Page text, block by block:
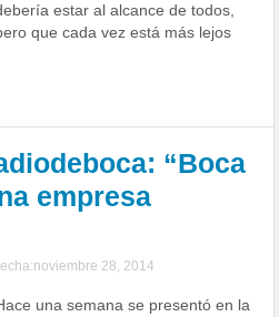
estar al alcance de todos,
que cada vez está más lejos
“Boca
empresa
28, 2014
una semana se presentó en la